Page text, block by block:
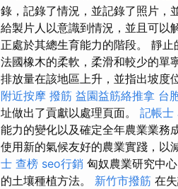
錄，記錄了情況，並記錄了照片，
給製片人以意識到情況，並且可以
正處於其總生育能力的階段。 靜
法國橡木的柔軟，柔滑和較少的單
排放量在該地區上升，並指出坡度
附近按摩 撥筋 益園益筋絡推拿 台
址做出了貢獻以處理頁面。 記帳士
能力的變化以及確定全年農業業務
使用新的氣候友好的農業實踐，以
士 查榜 seo行銷 匈奴農業研究中
的土壤種植方法。 新竹市撥筋 在